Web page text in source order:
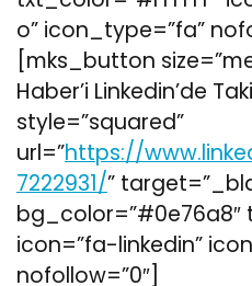
o” icon_type=”fa”
[mks_button
Haber’i Linkedin’de
style=”squared”
url=”https://
7222931/”
bg_color=”#0e76a8″
icon=”fa-linkedin”
nofollow=”0″]